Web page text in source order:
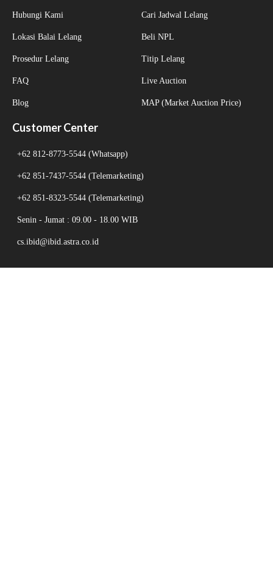
Hubungi Kami
Lokasi Balai Lelang
Prosedur Lelang
FAQ
Blog
Cari Jadwal Lelang
Beli NPL
Titip Lelang
Live Auction
MAP (Market Auction Price)
Customer Center
+62 812-8773-5544 (Whatsapp)
+62 851-7437-5544 (Telemarketing)
+62 851-8323-5544 (Telemarketing)
Senin - Jumat : 09.00 - 18.00 WIB
cs.ibid@ibid.astra.co.id